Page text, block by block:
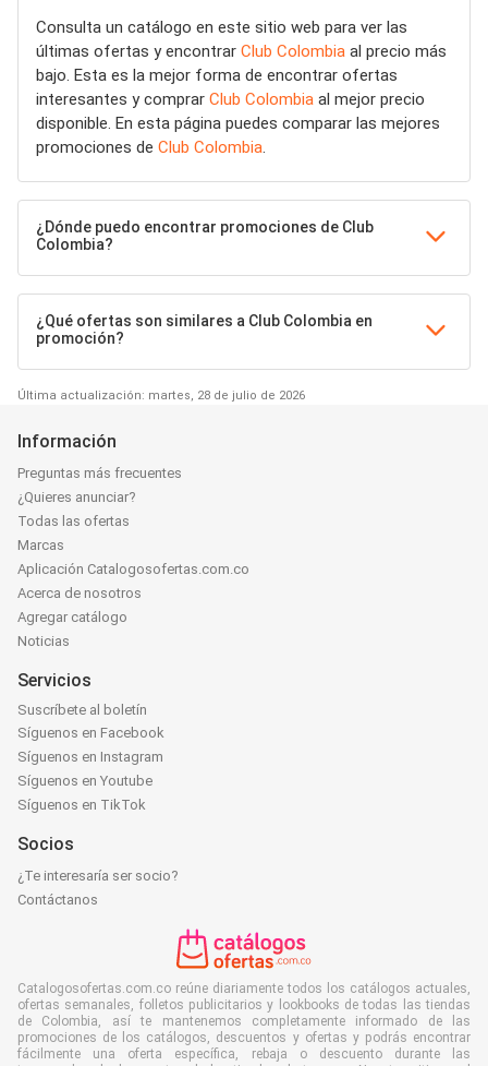
Consulta un catálogo en este sitio web para ver las
últimas ofertas y encontrar Club Colombia al precio más
bajo. Esta es la mejor forma de encontrar ofertas
interesantes y comprar Club Colombia al mejor precio
disponible. En esta página puedes comparar las mejores
promociones de Club Colombia
¿Dónde puedo encontrar promociones de Club
Colombia?
¿Qué ofertas son similares a Club Colombia en
promoción?
Última actualización: martes, 28 de julio de 2026
Información
Preguntas más frecuentes
¿Quieres anunciar?
Todas las ofertas
Marcas
Aplicación Catalogosofertas.com.co
Acerca de nosotros
Agregar catálogo
Noticias
Servicios
Suscríbete al boletín
Síguenos en Facebook
Síguenos en Instagram
Síguenos en Youtube
Síguenos en TikTok
Socios
¿Te interesaría ser socio?
Contáctanos
Catalogosofertas.com.co reúne diariamente todos los catálogos actuales,
ofertas semanales, folletos publicitarios y lookbooks de todas las tiendas
de Colombia, así te mantenemos completamente informado de las
promociones de los catálogos, descuentos y ofertas y podrás encontrar
fácilmente una oferta específica, rebaja o descuento durante las